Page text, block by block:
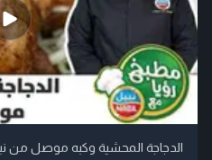
الدجاجة المحشية وكبه موصل من